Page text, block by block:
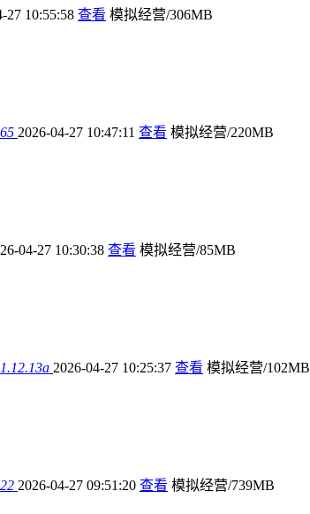
27 10:55:58 查看 模拟经营/306MB
2026-04-27 10:47:11 查看 模拟经营/220MB
04-27 10:30:38 查看 模拟经营/85MB
2026-04-27 10:25:37 查看 模拟经营/102MB
2026-04-27 09:51:20 查看 模拟经营/739MB